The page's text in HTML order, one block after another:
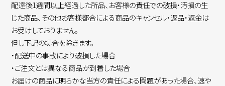
配達後1週間以上経過した所品、お客様の責任での破損・汚損の生
じた商品、その他お客様都合による商品のキャンセル・返品・返金は
お受けしておりません。
但し下記の場合を除きます。
・配送中の事故により破損した場合
・ご注文とは異なる商品が到着した場合
お届けの商品に明らかな当方の責任による問題があった場合、速や